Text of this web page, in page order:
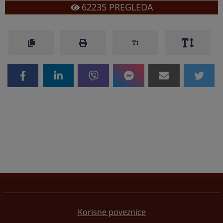
62235PREGLEDA
Korisne poveznice